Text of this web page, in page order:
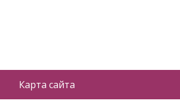
Карта сайта